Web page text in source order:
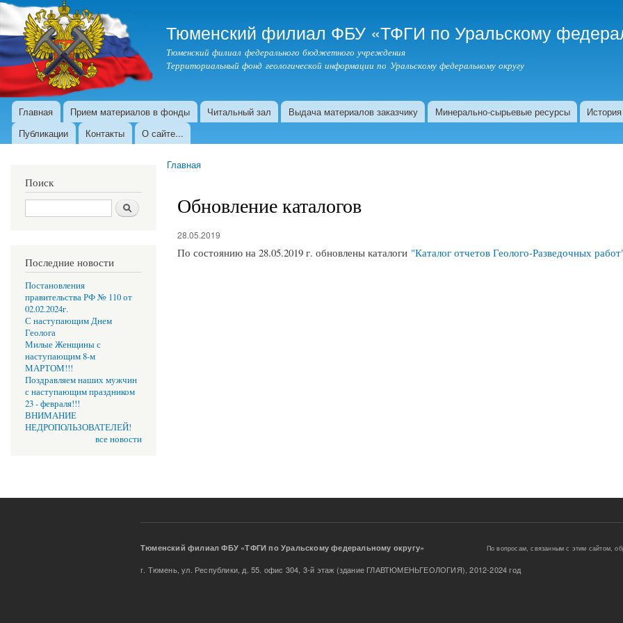
содержанию
Тюменский филиал ФБУ «ТФГИ по Уральскому
Тюменский филиал федерального бюджетного учреждения
Территориальный фонд геологической информации по Уральскому федеральному округу
Главное меню
Главная Прием материалов в фонды Читальный зал Выдача материалов заказчику Минерально-сырьевые ресурсы
Публикации
Контакты О сайте...
Поиск
Поиск
Последние новости
Постановления
правительства РФ № 110 от
02.02.2024г.
С наступающим Днем
Геолога
Милые Женщины с
наступающим 8-м
МАРТОМ!!!
Поздравляем наших мужчин
с наступающим праздником
23 - февраля!!!
ВНИМАНИЕ
НЕДРОПОЛЬЗОВАТЕЛЕЙ!
все новости
Главная
Обновление каталогов
28.05.2019
По состоянию на 28.05.2019 г. обновлены каталоги "Каталог отчетов Геолого-Разведочных
Тюменский филиал ФБУ «ТФГИ по Уральскому федеральному округу» По вопросам, связанным с этим сайтом,
г. Тюмень, ул. Республики, д. 55. офис 304, 3-й этаж (здание ГЛАВТЮМЕНЬГЕОЛОГИЯ), 2012-2024 год